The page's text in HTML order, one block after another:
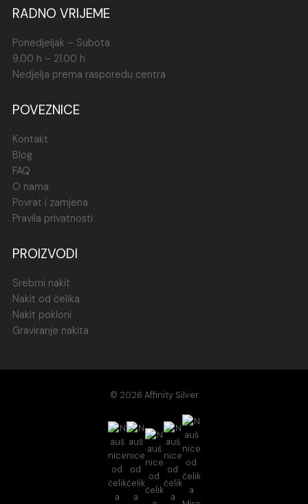
RADNO VRIJEME
Ponedjeljak – Subota
9.00 h – 21.00 h
Nedjelja prema rasporedu centra
POVEZNICE
Kontakt
Blog
FAQ
O nama
Povrat i zamjena
Pravila privatnosti
PROIZVODI
Srebrni nakit
Nakit od čelika
Nakit pokloni
Graviranje nakita
© 2026 Affinity Silver